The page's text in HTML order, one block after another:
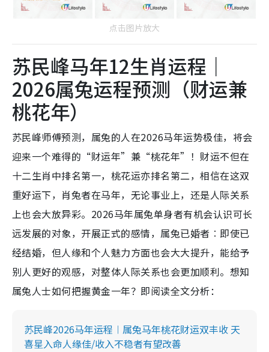
点击图片放大
苏民峰马年12生肖运程｜
2026属兔运程预测（财运兼
桃花年）
苏民峰师傅预测，属兔的人在2026马年运势极佳，将会
迎来一个难得的“财运年”兼“桃花年”！财运不但在
十二生肖中排名第一，桃花运亦排名第二，相信在这双
重好运下，肖兔者在马年，无论事业上，还是人际关系
上也会大放异彩。2026马年属兔单身者有机会认识可长
远发展的对象，开展正式的感情，属兔已婚者︰即使已
经结婚，但人缘和个人魅力方面也会大大提升，能给予
别人更好的观感，对整体人际关系也会更加顺利。想知
属兔人士如何把握黄金一年？即阅读全文分析：
苏民峰2026马年运程︱属兔马年桃花财运双丰收 天
喜星入命人缘佳/收入不稳者有望改善